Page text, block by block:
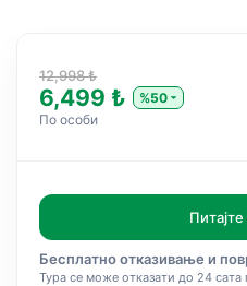
12,998 ₺
6,499 ₺
%50
По особи
Бесплатно отказивање и
Тура се може отказати до 24 сата